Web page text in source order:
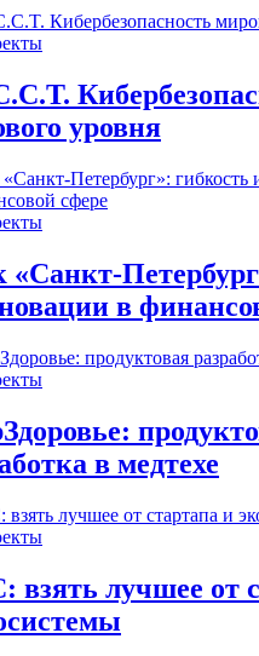
уровня
«Санкт-
в
в медтехе
лучшее от